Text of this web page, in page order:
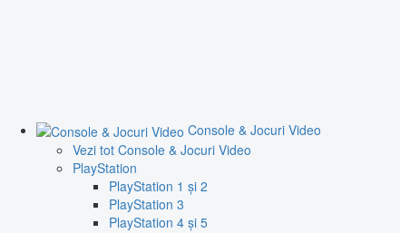
Console & Jocuri Video
Vezi tot Console & Jocuri Video
PlayStation
PlayStation 1 și 2
PlayStation 3
PlayStation 4 și 5